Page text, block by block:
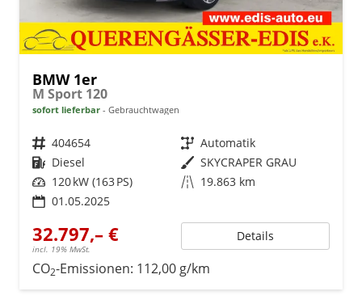
BMW 1er
M Sport 120
sofort lieferbar Gebrauchtwagen
Fahrzeugnr. 404654 Getriebe Automatik
Kraftstoff Diesel Außenfarbe SKYCRAPER GRAU
Leistung 120 kW (163 PS) Kilometerstand 19.863 km
01.05.2025
32.797,– €
incl. 19% MwSt.
Details
CO2-Emissionen: 112,00 g/km